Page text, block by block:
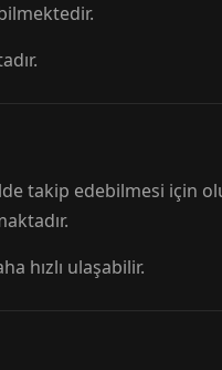
takip edebilmesi için
hızlı ulaşabilir.